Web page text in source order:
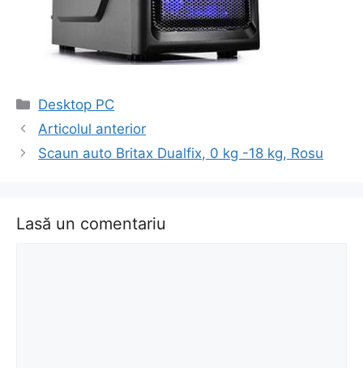
Categorii
Desktop PC
Navigare
în
Articolul anterior
Scaun auto Britax Dualfix, 0 kg -18 kg, Rosu
Lasă un comentariu